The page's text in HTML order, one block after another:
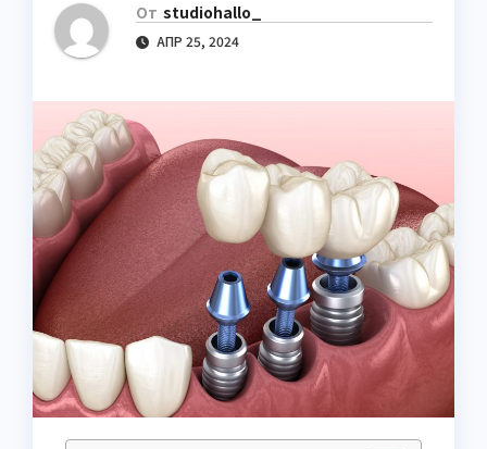
От studiohallo_
АПР 25, 2024